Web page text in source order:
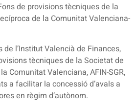
de provisions tècniques de la
de la Comunitat Valenciana-
de l’Institut Valencià de Finances,
tècniques de la Societat de
Comunitat Valenciana, AFIN-SGR,
a facilitar la concessió d’avals a
en règim d’autònom.